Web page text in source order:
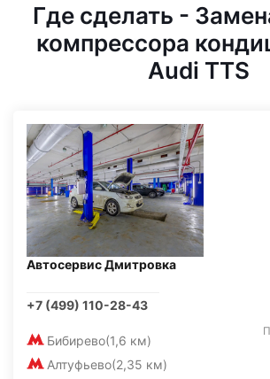
Где сделать -
компрессора
Audi TTS
Автосервис Дмитровка
+7 (499) 110-28-43
Бибирево(1,6 км)
Алтуфьево(2,35 км)